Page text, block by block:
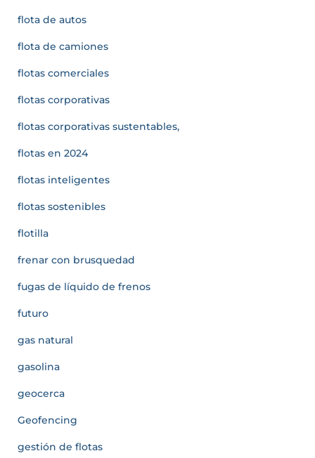
flota de autos
flota de camiones
flotas comerciales
flotas corporativas
flotas corporativas sustentables,
flotas en 2024
flotas inteligentes
flotas sostenibles
flotilla
frenar con brusquedad
fugas de líquido de frenos
futuro
gas natural
gasolina
geocerca
Geofencing
gestión de flotas